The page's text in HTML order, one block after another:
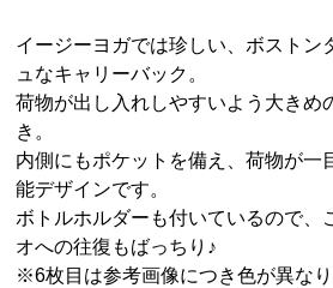
イージーヨガでは珍しい、ボストン
ュなキャリーバック。
荷物が出し入れしやすいよう大きめ
き。
内側にもポケットを備え、荷物が一
能デザインです。
ボトルホルダーも付いているので、
オへの往復もばっちり♪
※6枚目は参考画像につき色が異なり